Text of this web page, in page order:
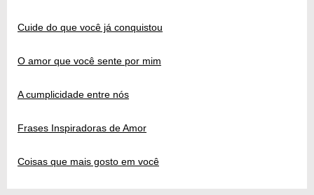
Cuide do que você já conquistou
O amor que você sente por mim
A cumplicidade entre nós
Frases Inspiradoras de Amor
Coisas que mais gosto em você